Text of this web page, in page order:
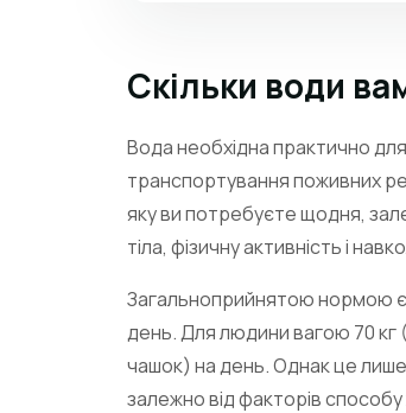
Скільки води
Вода необхідна практично
транспортування поживних
яку ви потребуєте щодня,
тіла, фізичну активність і
Загальноприйнятою нормою
день. Для людини вагою 70 кг
чашок) на день. Однак це
залежно від факторів